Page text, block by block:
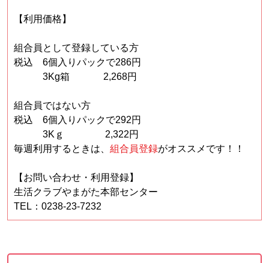
【利用価格】
組合員として登録している方
税込 6個入りパックで286円
3Kg箱 2,268円
組合員ではない方
税込 6個入りパックで292円
3Kｇ 2,322円
毎週利用するときは、 組合員登録がオススメです！！
【お問い合わせ・利用登録】
生活クラブやまがた本部センター
TEL：0238-23-7232